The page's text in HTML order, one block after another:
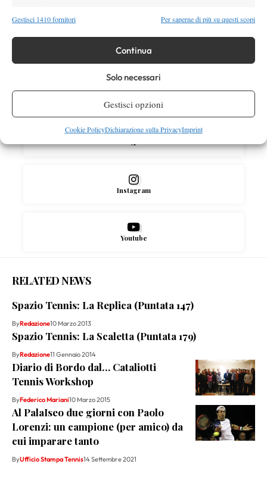
Gestisci 1410 fornitori Per saperne di più su questi scopi
Continua
Solo necessari
Gestisci opzioni
Cookie PolicyDichiarazione sulla PrivacyImprint
SOCIAL
X
Instagram
Youtube
RELATED NEWS
Spazio Tennis: La Replica (Puntata 147)
ByRedazione10 Marzo 2013
Spazio Tennis: La Scaletta (Puntata 179)
ByRedazione11 Gennaio 2014
Diario di Bordo dal… Cataliotti
Tennis Workshop
ByFederico Mariani10 Marzo 2015
Al PalaIseo due giorni con Paolo
Lorenzi: un campione (per amico) da
cui imparare tanto
ByUfficio Stampa Tennis14 Settembre 2021